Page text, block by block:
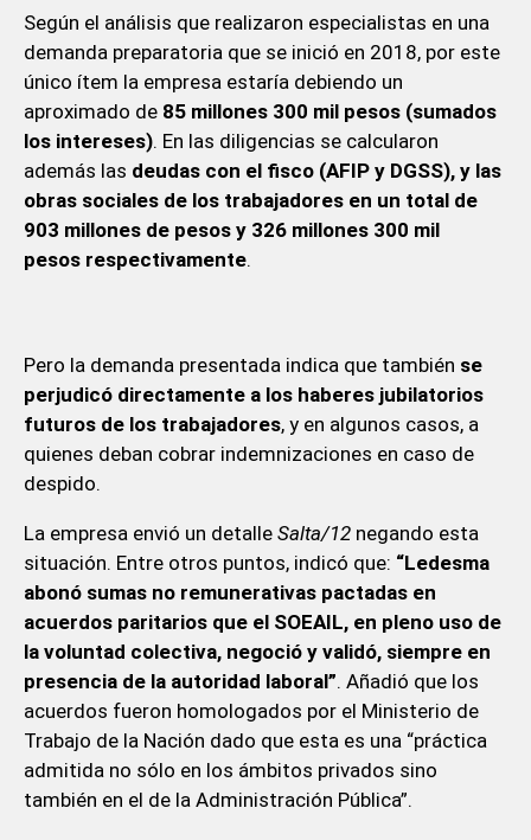
Según el análisis que realizaron especialistas en una
demanda preparatoria que se inició en 2018, por este
único ítem la empresa estaría debiendo un
aproximado de 85 millones 300 mil pesos (sumados
los intereses). En las diligencias se calcularon
además las deudas con el fisco (AFIP y DGSS), y las
obras sociales de los trabajadores en un total de
903 millones de pesos y 326 millones 300 mil
pesos respectivamente.
Pero la demanda presentada indica que también se
perjudicó directamente a los haberes jubilatorios
futuros de los trabajadores, y en algunos casos, a
quienes deban cobrar indemnizaciones en caso de
despido.
La empresa envió un detalle Salta/12 negando esta
situación. Entre otros puntos, indicó que: “Ledesma
abonó sumas no remunerativas pactadas en
acuerdos paritarios que el SOEAIL, en pleno uso de
la voluntad colectiva, negoció y validó, siempre en
presencia de la autoridad laboral”. Añadió que los
acuerdos fueron homologados por el Ministerio de
Trabajo de la Nación dado que esta es una “práctica
admitida no sólo en los ámbitos privados sino
también en el de la Administración Pública”.